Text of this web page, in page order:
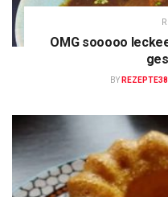
OMG sooooo
BY REZEPTE38